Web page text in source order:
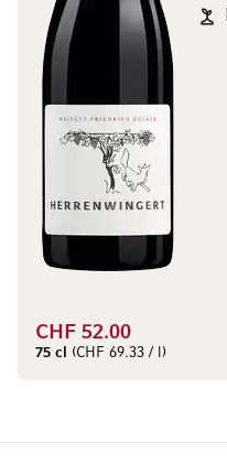
CHF 52.00
75 cl (CHF 69.33 / l)